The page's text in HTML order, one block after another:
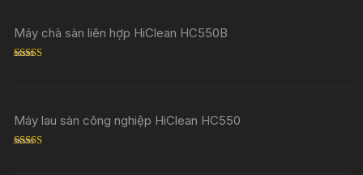
Máy chà sàn liên hợp HiClean HC550B
Máy lau sàn công nghiệp HiClean HC550